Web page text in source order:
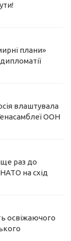
плани»
влаштувала
ООН
ще раз до
на схід
освіжаючого